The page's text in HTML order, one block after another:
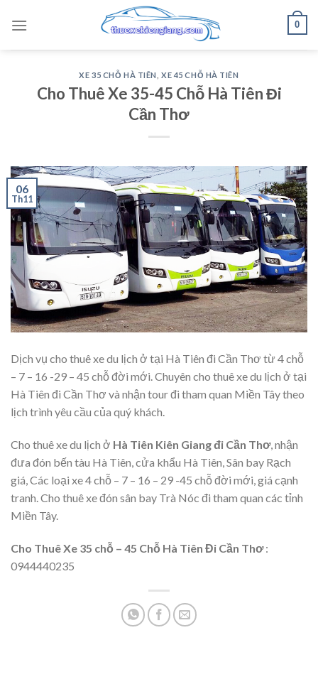
0
XE 35 CHỖ HÀ TIÊN ,XE 45 CHỖ HÀ TIÊN
Cho Thuê Xe 35-45 Chỗ Hà Tiên Đi
Cần Thơ
06
Th11
Dịch vụ cho thuê xe du lịch ở tại Hà Tiên đi Cần Thơ từ 4 chỗ
– 7 – 16 -29 – 45 chỗ đời mới. Chuyên cho thuê xe du lịch ở tại
Hà Tiên đi Cần Thơ và nhận tour đi tham quan Miền Tây theo
lịch trình yêu cầu của quý khách.
Cho thuê xe du lịch ở Hà Tiên Kiên Giang đi Cần Thơ, nhận
đưa đón bến tàu Hà Tiên, cửa khẩu Hà Tiên, Sân bay Rạch
giá, Các loại xe 4 chỗ – 7 – 16 – 29 -45 chỗ đời mới, giá cạnh
tranh. Cho thuê xe đón sân bay Trà Nóc đi tham quan các tỉnh
Miền Tây.
Cho Thuê Xe 35 chỗ – 45 Chỗ Hà Tiên Đi Cần Thơ:
0944440235